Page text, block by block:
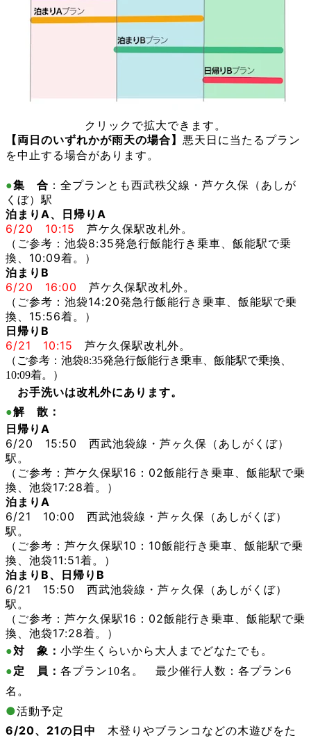
クリックで拡大できます。
【両日のいずれかが雨天の場合】 悪天日に当たるプラン
を中止する場合があります。
●集 合 ：全プランとも西武秩父線・芦ケ久保
（あしが
くぼ） 駅
泊まりA、日帰り A
6/20 10:15 芦ケ久保駅改札外。
（ご参考：池袋8:35発急行飯能行き乗車、飯能駅で乗
換、10:09着。）
泊まりB
6/20 16:00
芦ケ久保駅改札外。
（ご参考：池袋14:20発急行飯能行き乗車、飯能駅で乗
換、15:56着。）
日帰りB
6/21 10:15 芦ケ久保駅改札外。
（ご参考：池袋8:35発急行飯能行き乗車、飯能駅で乗換、
10:09着。）
お手洗いは改札外にあります。
●解 散：
日帰りA
6/20 15:50 西武池袋線・芦ヶ久保（あしがくぼ）
駅。
（ご参考：芦ケ久保駅16：02飯能行き乗車、飯能駅で乗
換、池袋17:28着。）
泊まりA
6/21 10:00 西武池袋線・芦ヶ久保（あしがくぼ）
駅。
（ご参考：芦ケ久保駅10：10飯能行き乗車、飯能駅で乗
換、池袋11:51着。）
泊まりB、日帰りB
6/21 15:50 西武池袋線・芦ヶ久保（あしがくぼ）
駅。
（ご参考：芦ケ久保駅16：02飯能行き乗車、飯能駅で乗
換、池袋17:28着。）
●対 象： 小学生くらいから大人までどなたでも。
●定 員： 各プラン10名。 最少催行人数：各プラン6
名。
●活動予定
6/20、21の日中 木登りやブランコなどの木遊びをた